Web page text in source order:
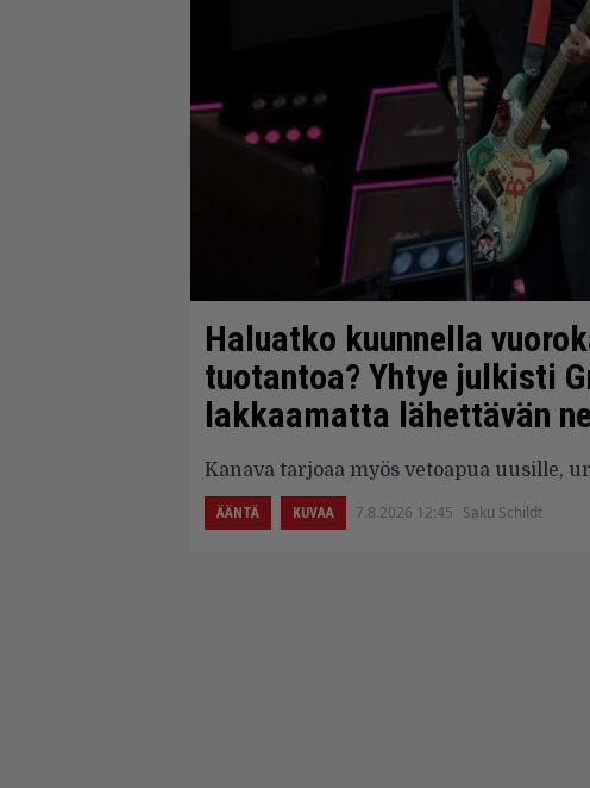
Haluatko kuunnella
tuotantoa? Yhtye julkisti
lakkaamatta lähettävän
Kanava tarjoaa myös vetoapua uusille,
ÄÄNTÄ KUVAA 7.8.2026 12:45 Saku Schildt